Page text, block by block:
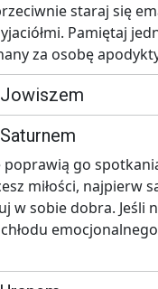
staraj się
Pamiętaj
za osobę
poprawią go
miłości, najpierw
w sobie dobra. Jeśli